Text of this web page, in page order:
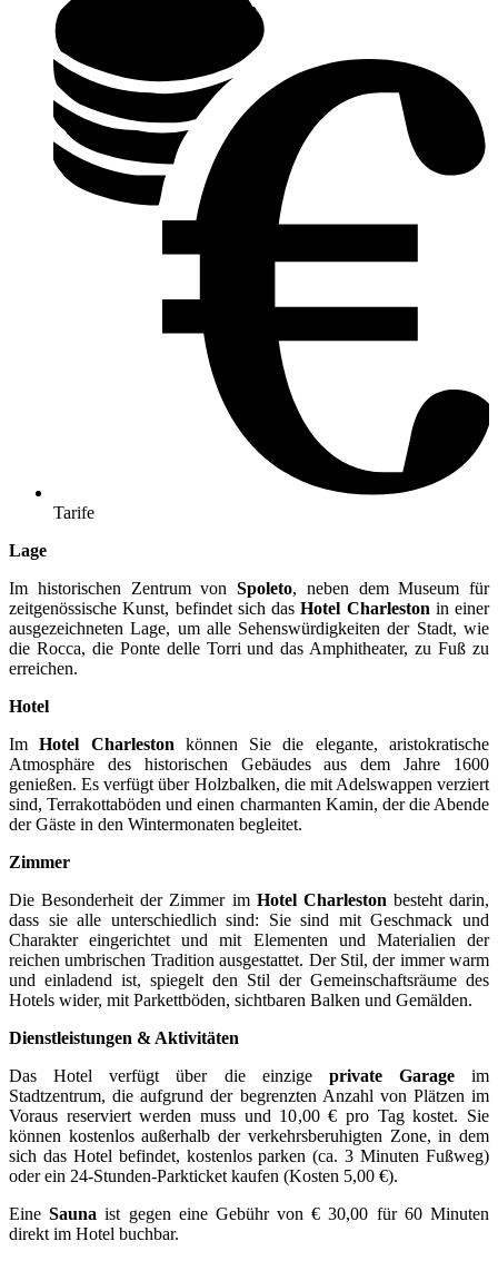
Tarife
Lage
Im historischen Zentrum von Spoleto, neben dem Museum für
zeitgenössische Kunst, befindet sich dasHotel Charleston in einer
ausgezeichneten Lage, um alle Sehenswürdigkeiten der Stadt, wie
die Rocca, die Ponte delle Torri und das Amphitheater, zu Fuß zu
erreichen.
Hotel
ImHotel Charleston können Sie die elegante, aristokratische
Atmosphäre des historischen Gebäudes aus dem Jahre 1600
genießen. Es verfügt über Holzbalken, die mit Adelswappen verziert
sind, Terrakottaböden und einen charmanten Kamin, der die Abende
der Gäste in den Wintermonaten begleitet.
Zimmer
Die Besonderheit der Zimmer im Hotel Charleston besteht darin,
dass sie alle unterschiedlich sind: Sie sind mit Geschmack und
Charakter eingerichtet und mit Elementen und Materialien der
reichen umbrischen Tradition ausgestattet. Der Stil, der immer warm
und einladend ist, spiegelt den Stil der Gemeinschaftsräume des
Hotels wider, mit Parkettböden, sichtbaren Balken und Gemälden.
Dienstleistungen & Aktivitäten
Das Hotel verfügt über die einzige private Garageim
Stadtzentrum, die aufgrund der begrenzten Anzahl von Plätzen im
Voraus reserviert werden muss und 10,00 € pro Tag kostet. Sie
können kostenlos außerhalb der verkehrsberuhigten Zone, in dem
sich das Hotel befindet, kostenlos parken (ca. 3 Minuten Fußweg)
oder ein 24-Stunden-Parkticket kaufen (Kosten 5,00 €).
EineSauna ist gegen eine Gebühr von € 30,00 für 60 Minuten
direkt im Hotel buchbar.